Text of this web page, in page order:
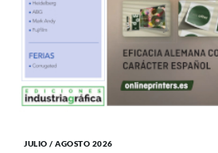
JULIO / AGOSTO 2026